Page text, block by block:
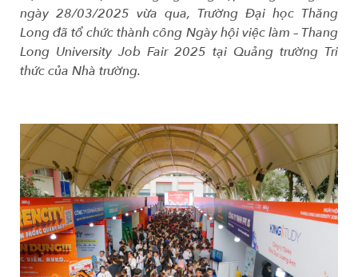
ngày 28/03/2025 vừa qua, Trường Đại học Thăng
Long đã tổ chức thành công Ngày hội việc làm – Thang
Long University Job Fair 2025 tại Quảng trường Tri
thức của Nhà trường.